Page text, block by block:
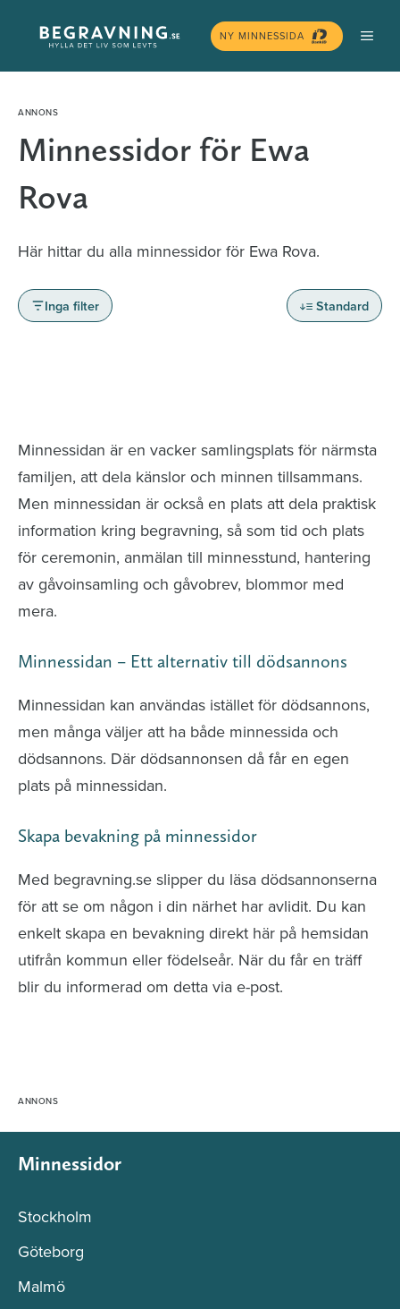
innehåll
NY MINNESSIDA
Minnessidor för Ewa
Rova
Här hittar du alla minnessidor för Ewa Rova.
Inga filter Standard
Minnessidan är en vacker samlingsplats för närmsta
familjen, att dela känslor och minnen tillsammans.
Men minnessidan är också en plats att dela praktisk
information kring begravning, så som tid och plats
för ceremonin, anmälan till minnesstund, hantering
av gåvoinsamling och gåvobrev, blommor med
mera.
Minnessidan – Ett alternativ till dödsannons
Minnessidan kan användas istället för dödsannons,
men många väljer att ha både minnessida och
dödsannons. Där dödsannonsen då får en egen
plats på minnessidan.
Skapa bevakning på minnessidor
Med begravning.se slipper du läsa dödsannonserna
för att se om någon i din närhet har avlidit. Du kan
enkelt skapa en bevakning direkt här på hemsidan
utifrån kommun eller födelseår. När du får en träff
blir du informerad om detta via e-post.
Minnessidor
Stockholm
Göteborg
Malmö